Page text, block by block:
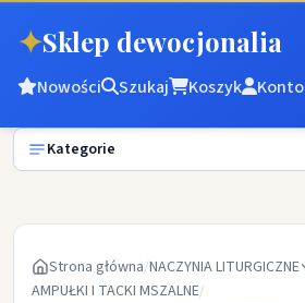
✦Sklep dewocjonalia
Nowości Szukaj Koszyk Konto
Kategorie
Strona główna/NACZYNIA LITURGICZNE
AMPUŁKI I TACKI MSZALNE/